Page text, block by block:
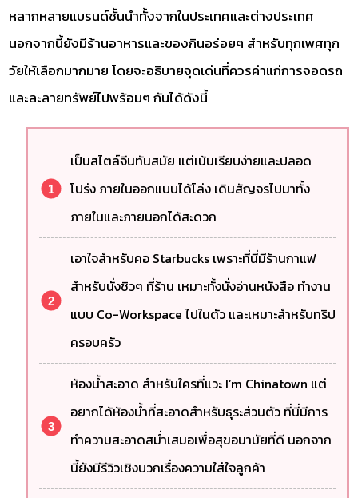
หลากหลายแบรนด์ชั้นนำทั้งจากในประเทศและต่างประเทศ
นอกจากนี้ยังมีร้านอาหารและของกินอร่อยๆ สำหรับทุกเพศทุก
วัยให้เลือกมากมาย โดยจะอธิบายจุดเด่นที่ควรค่าแก่การจอดรถ
และละลายทรัพย์ไปพร้อมๆ กันได้ดังนี้
เป็นสไตล์จีนทันสมัย แต่เน้นเรียบง่ายและปลอด
โปร่ง ภายในออกแบบได้โล่ง เดินสัญจรไปมาทั้ง
ภายในและภายนอกได้สะดวก
เอาใจสำหรับคอ Starbucks เพราะที่นี่มีร้านกาแฟ
สำหรับนั่งชิวๆ ที่ร้าน เหมาะทั้งนั่งอ่านหนังสือ ทำงาน
แบบ Co-Workspace ไปในตัว และเหมาะสำหรับทริป
ครอบครัว
ห้องน้ำสะอาด สำหรับใครที่แวะ I’m Chinatown แต่
อยากได้ห้องน้ำที่สะอาดสำหรับธุระส่วนตัว ที่นี่มีการ
ทำความสะอาดสม่ำเสมอเพื่อสุขอนามัยที่ดี นอกจาก
นี้ยังมีรีวิวเชิงบวกเรื่องความใส่ใจลูกค้า